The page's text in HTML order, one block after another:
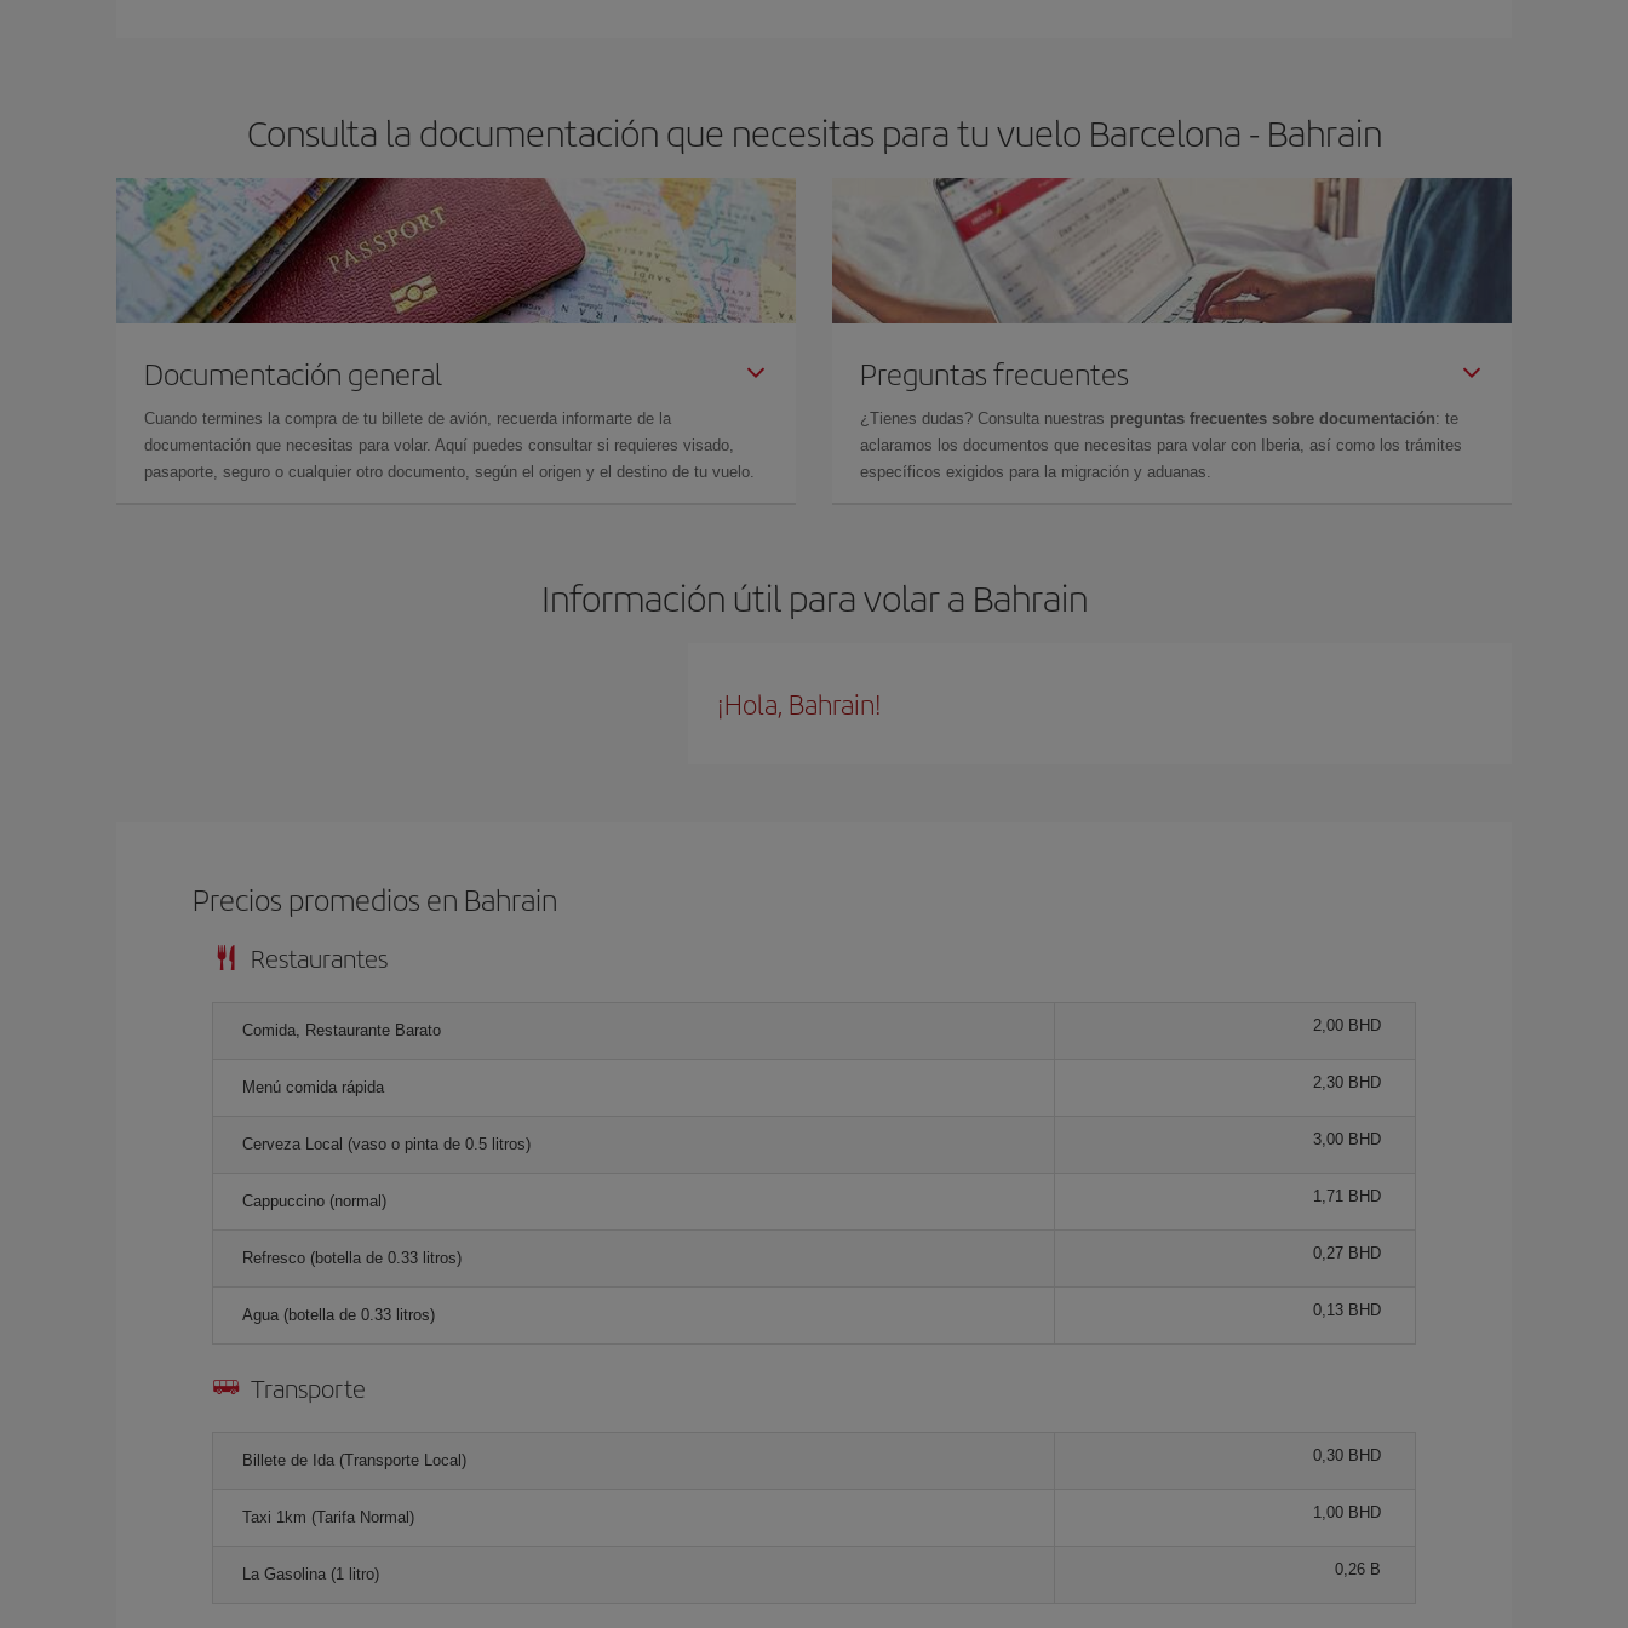
Consulta la documentación que necesitas para tu vuelo Barcelona - Bahrain
Documentación general
Cuando termines la compra de tu billete de avión, recuerda informarte de la
documentación que necesitas para volar. Aquí puedes consultar si requieres visado,
pasaporte, seguro o cualquier otro documento, según el origen y el destino de tu vuelo.
Preguntas frecuentes
¿Tienes dudas? Consulta nuestras preguntas frecuentes sobre documentación: te
aclaramos los documentos que necesitas para volar con Iberia, así como los trámites
específicos exigidos para la migración y aduanas.
Información útil para volar a Bahrain
¡Hola, Bahrain!
Precios promedios en Bahrain
Restaurantes
Comida, Restaurante Barato 2,00 BHD
Menú comida rápida 2,30 BHD
Cerveza Local (vaso o pinta de 0.5 litros) 3,00 BHD
Cappuccino (normal) 1,71 BHD
Refresco (botella de 0.33 litros) 0,27 BHD
Agua (botella de 0.33 litros) 0,13 BHD
Transporte
Billete de Ida (Transporte Local) 0,30 BHD
Taxi 1km (Tarifa Normal) 1,00 BHD
La Gasolina (1 litro) 0,26 B